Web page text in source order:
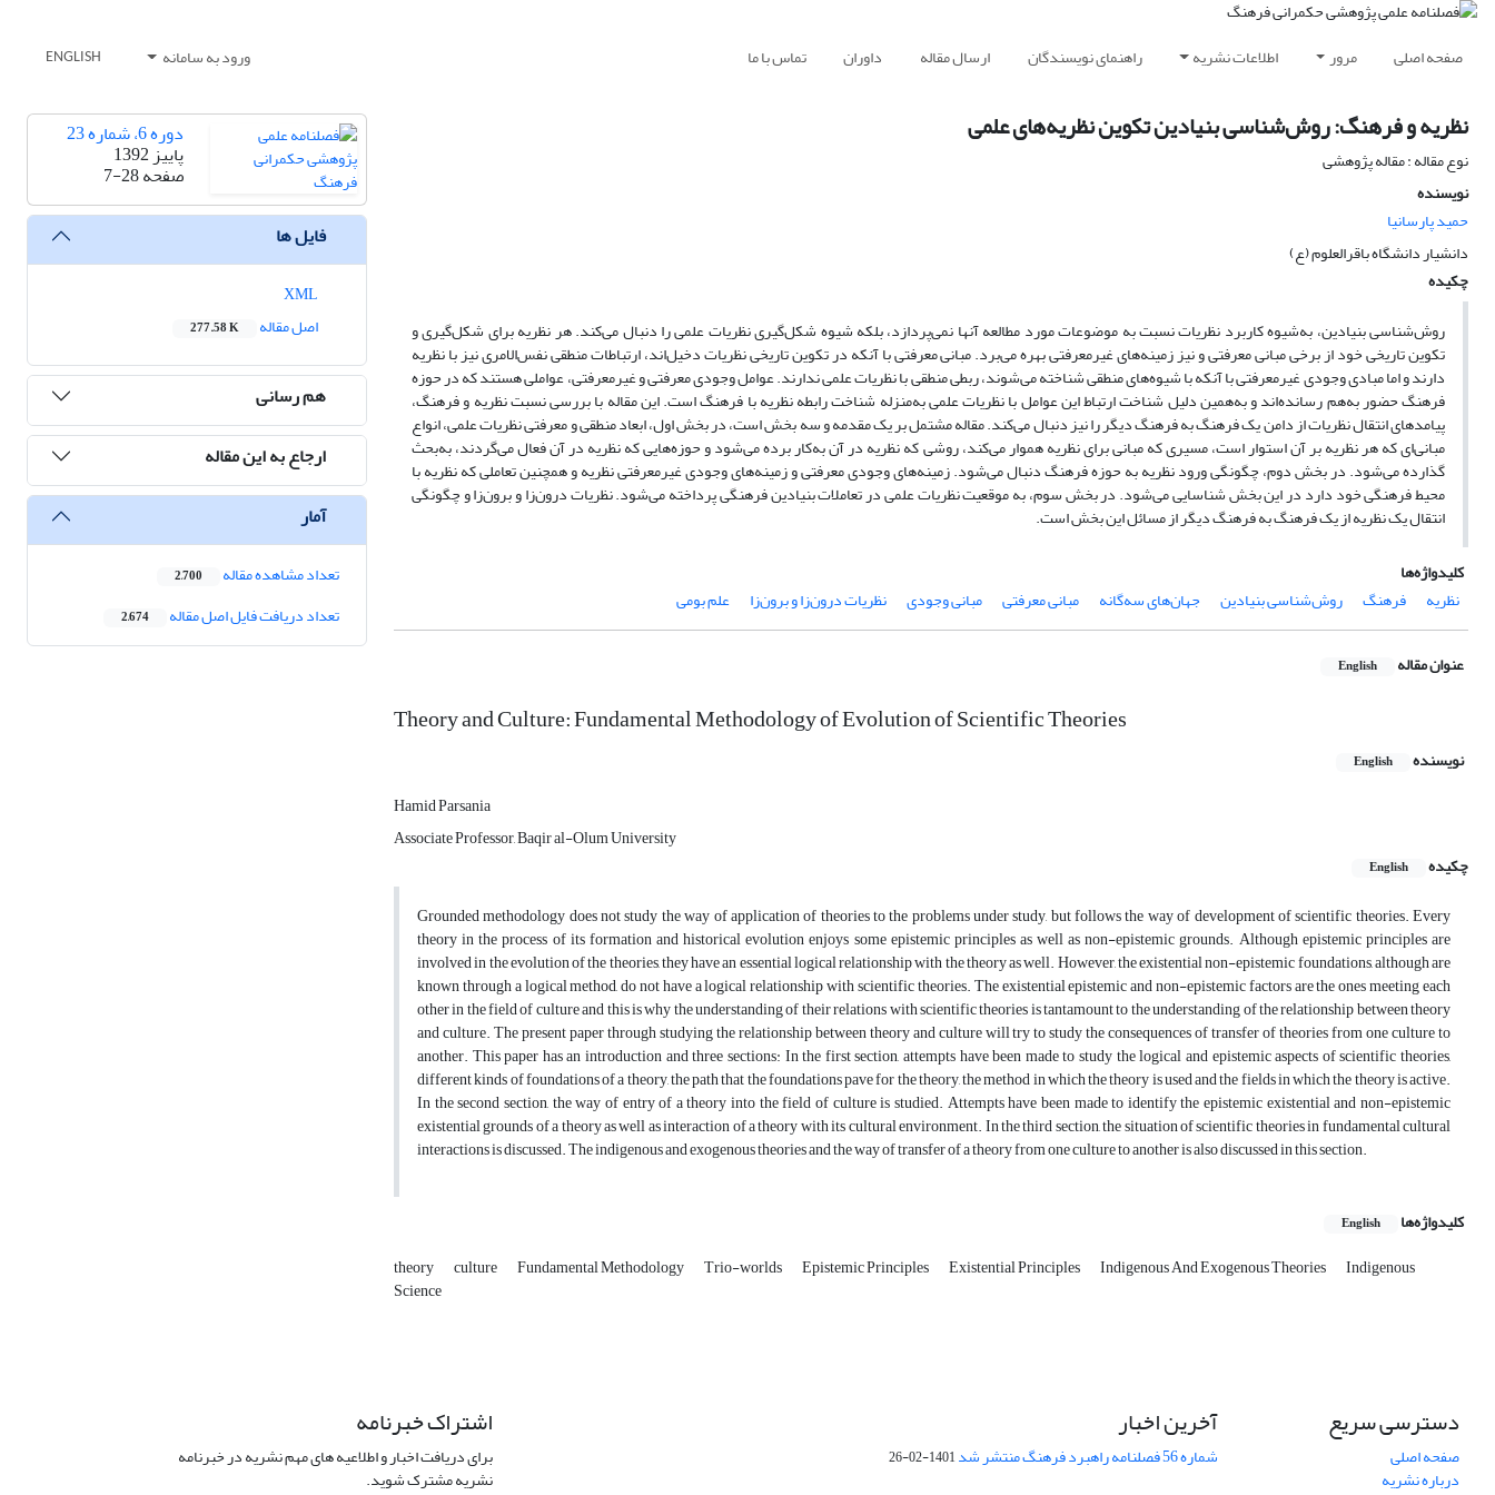
صفحه اصلی مرور اطلاعات نشریه راهنمای نویسندگان ارسال مقاله داوران تماس با ما ورود به سامانه ENGLISH
نظریه و فرهنگ: روش‌شناسی بنیادین تکوین نظریه‌های علمی
نوع مقاله : مقاله پژوهشی
نویسنده
حمید پارسانیا
دانشیار دانشگاه باقرالعلوم (ع)
چکیده
روش‌شناسی بنیادین، به‌شیوه کاربرد نظریات نسبت به موضوعات مورد مطالعه آنها نمی‌پردازد، بلکه شیوه شکل‌گیری نظریات علمی را دنبال می‌کند. هر نظریه برای شکل‌گیری و
تکوین تاریخی خود از برخی مبانی معرفتی و نیز زمینه‌های غیرمعرفتی بهره می‌برد. مبانی معرفتی با آنکه در تکوین تاریخی نظریات دخیل‌اند، ارتباطات منطقی نفس‌الامری نیز با نظریه
دارند و اما مبادی وجودی غیرمعرفتی با آنکه با شیوه‌های منطقی شناخته می‌شوند، ربطی منطقی با نظریات علمی ندارند. عوامل وجودی معرفتی و غیرمعرفتی، عواملی هستند که در حوزه
فرهنگ حضور به‌هم رسانده‌اند و به‌همین دلیل شناخت ارتباط این عوامل با نظریات علمی به‌منزله شناخت رابطه نظریه با فرهنگ است. این مقاله با بررسی نسبت نظریه و فرهنگ،
پیامدهای انتقال نظریات از دامن یک فرهنگ به فرهنگ دیگر را نیز دنبال می‌کند. مقاله مشتمل بر یک مقدمه و سه بخش است، در بخش اول، ابعاد منطقی و معرفتی نظریات علمی، انواع
مبانی‌ای که هر نظریه بر آن استوار است، مسیری که مبانی برای نظریه هموار می‌کند، روشی که نظریه در آن به‌کار برده می‌شود و حوزه‌هایی که نظریه در آن فعال می‌گردند، به‌بحث
گذارده می‌شود. در بخش دوم، چگونگی ورود نظریه به حوزه فرهنگ دنبال می‌شود. زمینه‌های وجودی معرفتی و زمینه‌های وجودی غیرمعرفتی نظریه و همچنین تعاملی که نظریه با
محیط فرهنگی خود دارد در این بخش شناسایی می‌شود. در بخش سوم، به موقعیت نظریات علمی در تعاملات بنیادین فرهنگی پرداخته می‌شود. نظریات درون‌زا و برون‌زا و چگونگی
انتقال یک نظریه از یک فرهنگ به فرهنگ دیگر از مسائل این بخش است.
کلیدواژه‌ها
نظریه
فرهنگ روش‌شناسی بنیادین جهان‌های سه‌گانه مبانی معرفتی مبانی وجودی نظریات درون‌زا و برون‌زا علم بومی
عنوان مقاله English
Theory and Culture: Fundamental Methodology of Evolution of Scientific Theories
نویسنده English
Hamid Parsania
Associate Professor, Baqir al-Olum University
چکیده
English
Grounded methodology does not study the way of application of theories to the problems under study, but follows the way of development of scientific theories. Every
theory in the process of its formation and historical evolution enjoys some epistemic principles as well as non-epistemic grounds. Although epistemic principles are
involved in the evolution of the theories, they have an essential logical relationship with the theory as well. However, the existential non-epistemic foundations, although are
known through a logical method, do not have a logical relationship with scientific theories. The existential epistemic and non-epistemic factors are the ones meeting each
other in the field of culture and this is why the understanding of their relations with scientific theories is tantamount to the understanding of the relationship between theory
and culture. The present paper through studying the relationship between theory and culture will try to study the consequences of transfer of theories from one culture to
another. This paper has an introduction and three sections: In the first section, attempts have been made to study the logical and epistemic aspects of scientific theories,
different kinds of foundations of a theory, the path that the foundations pave for the theory, the method in which the theory is used and the fields in which the theory is active.
In the second section, the way of entry of a theory into the field of culture is studied. Attempts have been made to identify the epistemic existential and non-epistemic
existential grounds of a theory as well as interaction of a theory with its cultural environment. In the third section, the situation of scientific theories in fundamental cultural
interactions is discussed. The indigenous and exogenous theories and the way of transfer of a theory from one culture to another is also discussed in this section.
کلیدواژه‌ها English
theory culture Fundamental Methodology Trio-worlds Epistemic Principles Existential Principles Indigenous And Exogenous Theories Indigenous
Science
دوره 6، شماره 23
پاییز 1392
صفحه7-28
فایل ها
اصل مقاله
277.58 K
هم رسانی
ارجاع به این مقاله
آمار
تعداد مشاهده مقاله 2,700
تعداد دریافت فایل اصل مقاله 2,674
دسترسی سریع
صفحه اصلی
درباره نشریه
آخرین اخبار
شماره 56 فصلنامه راهبرد فرهنگ منتشر شد 1401-02-26
اشتراک خبرنامه
برای دریافت اخبار و اطلاعیه های مهم نشریه در خبرنامه
نشریه مشترک شوید.